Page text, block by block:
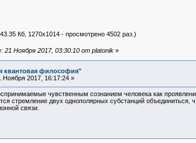
Кб, 1270x1014 - просмотрено 4502 раз.)
21 Ноября 2017, 03:30:10 от platonik»
квантовая философия"
Ноября 2017, 16:17:24 »
чувственным сознанием человека как
стремление двух однополярных субстанций
связи.